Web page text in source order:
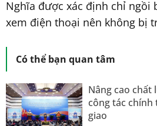
Nghĩa được xác định chỉ ngồi
xem điện thoại nên không bị
Có thể bạn quan tâm
Nâng cao chất
công tác chính
giao